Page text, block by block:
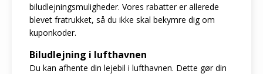
biludlejningsmuligheder. Vores rabatter er allerede
blevet fratrukket, så du ikke skal bekymre dig om
kuponkoder.
Biludlejning i lufthavnen
Du kan afhente din lejebil i lufthavnen. Dette gør din